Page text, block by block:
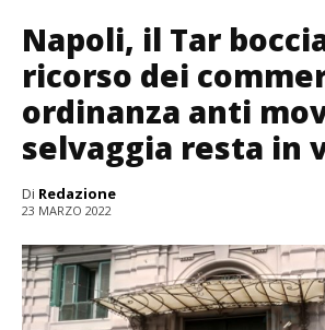
Napoli, il Tar
ricorso dei
ordinanza anti
selvaggia resta in
Di Redazione
23 MARZO 2022